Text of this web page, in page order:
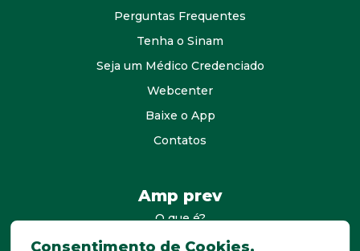
Perguntas Frequentes
Tenha o Sinam
Seja um Médico Credenciado
Webcenter
Baixe o App
Contatos
Amp prev
O que é?
consultores
Consentimento de Cookies.